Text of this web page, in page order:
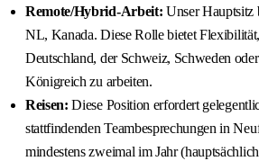
Remote/Hybrid-Arbeit: Unser Hauptsitz
NL, Kanada. Diese Rolle bietet
Deutschland, der Schweiz, Schweden
Königreich zu arbeiten.
Reisen: Diese Position erfordert
stattfindenden Teambesprechungen in
mindestens zweimal im Jahr